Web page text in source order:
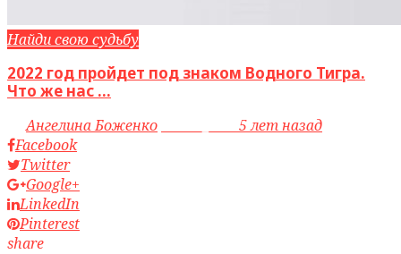
Найди свою судьбу
2022 год пройдет под знаком Водного Тигра.
Что же нас ...
byАнгелина Боженко
5 лет назад
Facebook
Twitter
Google+
LinkedIn
Pinterest
share